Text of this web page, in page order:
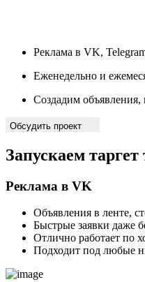
Реклама в VK,
Еженедельно и
Создадим
Обсудить проект
Запускаем таргет
Реклама в VK
Объявления в ленте,
Быстрые заявки даже
Отлично работает по
Подходит под любые